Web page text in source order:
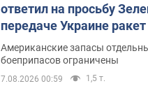
ответил на просьбу
передаче Украине
Patriot
Американские запасы
боеприпасов ограничены
7.08.2026 00:59 1,5 т.